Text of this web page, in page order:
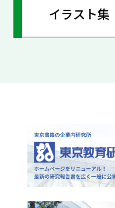
イラスト集